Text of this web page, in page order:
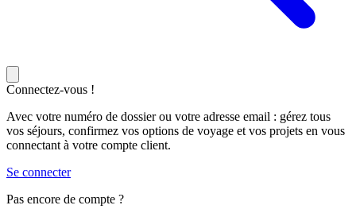
Connectez-vous !
Avec votre numéro de dossier ou votre adresse email : gérez tous
vos séjours, confirmez vos options de voyage et vos projets en vous
connectant à votre compte client.
Se connecter
Pas encore de compte ?